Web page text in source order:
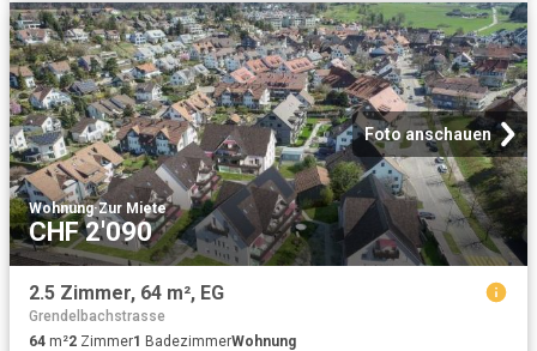
Foto anschauen
Wohnung·Zur Miete
CHF 2'090
2.5 Zimmer, 64 m², EG
Grendelbachstrasse
64 m²2 Zimmer1 BadezimmerWohnung